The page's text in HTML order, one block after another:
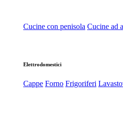
Cucine con penisola Cucine ad
Elettrodomestici
Cappe Forno Frigoriferi